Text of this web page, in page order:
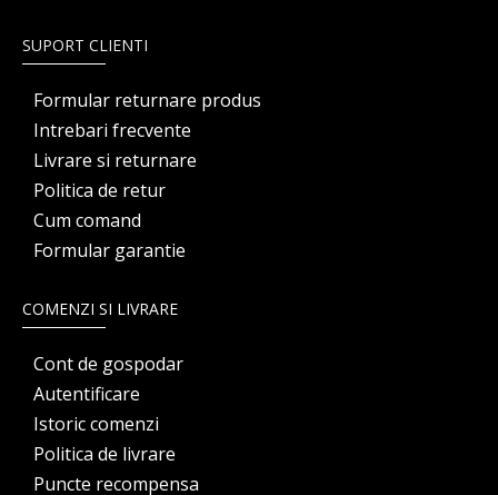
SUPORT CLIENTI
Formular returnare produs
Intrebari frecvente
Livrare si returnare
Politica de retur
Cum comand
Formular garantie
COMENZI SI LIVRARE
Cont de gospodar
Autentificare
Istoric comenzi
Politica de livrare
Puncte recompensa